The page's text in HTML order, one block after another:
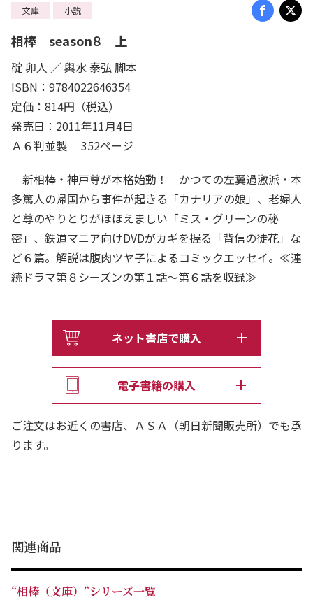
文庫 小説
相棒 season８ 上
碇 卯人 ／ 輿水 泰弘 脚本
ISBN：9784022646354
定価：814円（税込）
発売日：2011年11月4日
Ａ６判並製 352ページ
新相棒・神戸尊が本格始動！ かつての左翼過激派・本
多篤人の帰国から事件が起きる「カナリアの娘」、老婦人
と尊のやりとりがほほえましい「ミス・グリーンの秘
密」、鉄道マニア向けDVDがカギを握る「背信の徒花」な
ど６篇。解説は腹肉ツヤ子によるコミックエッセイ。≪連
続ドラマ第８シーズンの第１話〜第６話を収録≫
ネット書店で購入
電子書籍の購入
ご注文はお近くの書店、ＡＳＡ（朝日新聞販売所）でも承
ります。
関連商品
“相棒（文庫）”シリーズ一覧